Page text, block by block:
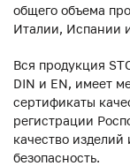
общего объема
Италии, Испании
Вся продукция
DIN и EN, имеет
сертификаты
регистрации
качество
безопасность.